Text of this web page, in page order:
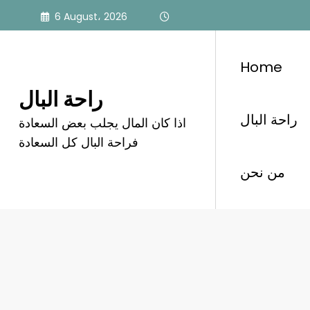
6 August، 2026
راحة البال
اذا كان المال يجلب بعض السعادة
فراحة البال كل السعادة
Home
راحة البال
من نحن
برنامج ربة البيت المثالية